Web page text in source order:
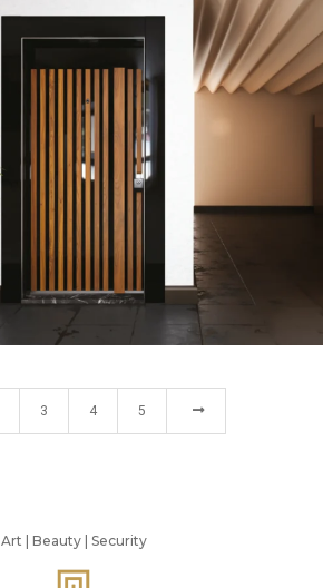
3 4 5
Art | Beauty | Security